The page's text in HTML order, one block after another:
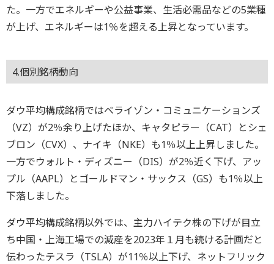
た。一方でエネルギーや公益事業、生活必需品などの5業種
が上げ、エネルギーは1％を超える上昇となっています。
4.個別銘柄動向
ダウ平均構成銘柄ではベライゾン・コミュニケーションズ
（VZ）が2％余り上げたほか、キャタピラー（CAT）とシェ
ブロン（CVX）、ナイキ（NKE）も1％以上上昇しました。
一方でウォルト・ディズニー（DIS）が2％近く下げ、アッ
プル（AAPL）とゴールドマン・サックス（GS）も1％以上
下落しました。
ダウ平均構成銘柄以外では、主力ハイテク株の下げが目立
ち中国・上海工場での減産を2023年１月も続ける計画だと
伝わったテスラ（TSLA）が11％以上下げ、ネットフリック